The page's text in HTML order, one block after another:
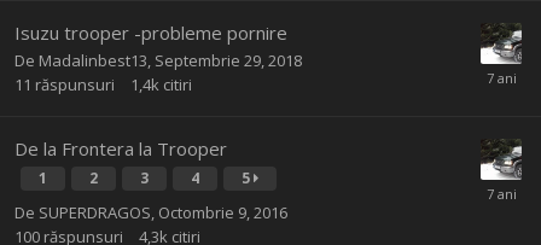
Isuzu trooper -probleme pornire
De Madalinbest13 Septembrie 29, 2018
11 răspunsuri 1,4k citiri
De la Frontera la Trooper
1 2 3 4 5
De SUPERDRAGOS Octombrie 9, 2016
100 răspunsuri 4,3k citiri